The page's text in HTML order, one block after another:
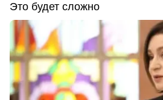
Это будет сложно